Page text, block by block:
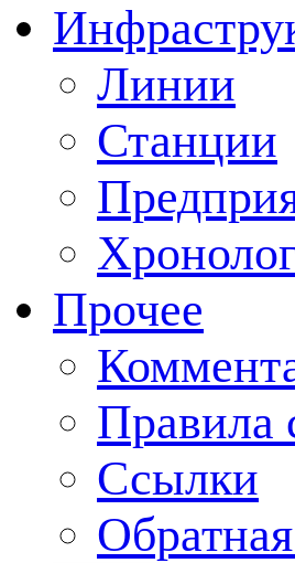
Линии
Станции
Прочее
Правила
Ссылки